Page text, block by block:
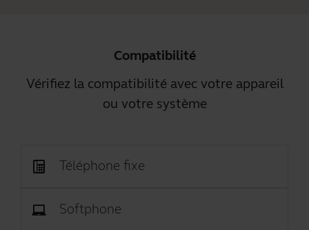
Compatibilité
Vérifiez la compatibilité avec votre appareil
ou votre système
Téléphone fixe
Softphone